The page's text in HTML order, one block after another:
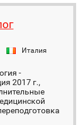
Италия
-
2017 г.,